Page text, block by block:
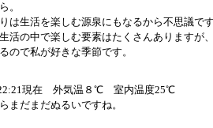
。
は生活を楽しむ源泉にもなるから不思議です
活の中で楽しむ要素はたくさんありますが
ので私が好きな季節です。
現在 外気温８℃ 室内温度25℃
まだまだぬるいですね。